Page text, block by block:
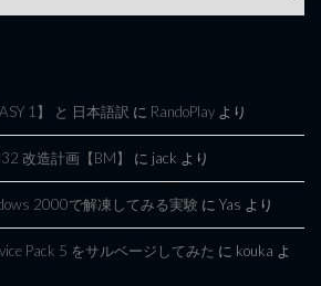
1】 と 日本語訳 に RandoPlay より
改造計画【BM】 に jack より
2000で解凍してみる実験 に Yas より
Pack 5 をサルベージしてみた に kouka よ